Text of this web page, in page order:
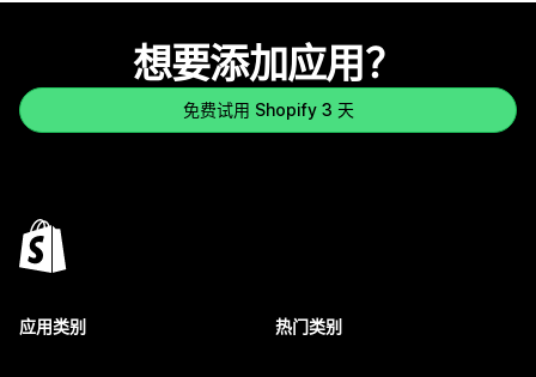
想要添加应用？
免费试用 Shopify 3 天
应用类别 热门类别